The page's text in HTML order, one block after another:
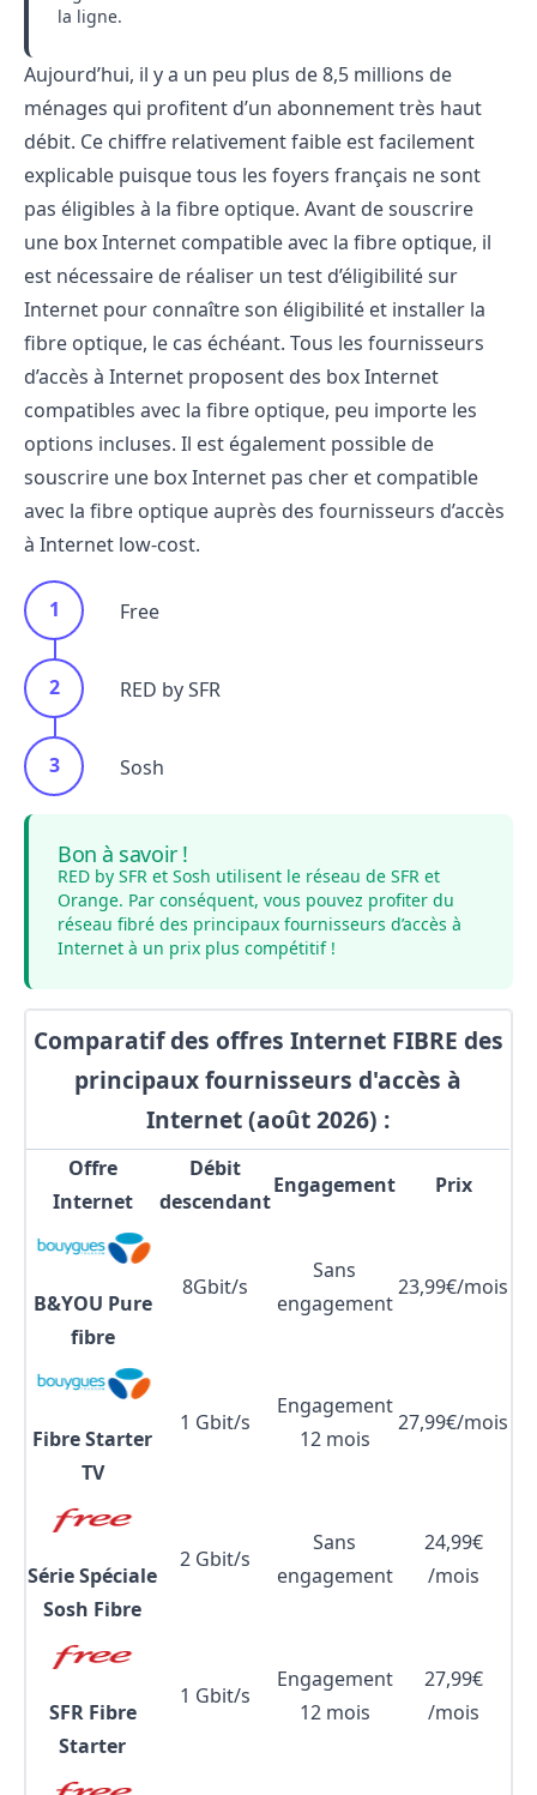
la ligne.
Aujourd’hui, il y a un peu plus de 8,5 millions de
ménages qui profitent d’un abonnement très haut
débit. Ce chiffre relativement faible est facilement
explicable puisque tous les foyers français ne sont
pas éligibles à la fibre optique. Avant de souscrire
une box Internet compatible avec la fibre optique, il
est nécessaire de réaliser un test d’éligibilité sur
Internet pour connaître son éligibilité et installer la
fibre optique, le cas échéant. Tous les fournisseurs
d’accès à Internet proposent des box Internet
compatibles avec la fibre optique, peu importe les
options incluses. Il est également possible de
souscrire une box Internet pas cher et compatible
avec la fibre optique auprès des fournisseurs d’accès
à Internet low-cost.
Free
RED by SFR
Sosh
Bon à savoir !
RED by SFR et Sosh utilisent le réseau de SFR et
Orange. Par conséquent, vous pouvez profiter du
réseau fibré des principaux fournisseurs d’accès à
Internet à un prix plus compétitif !
Comparatif des offres Internet FIBRE des
principaux fournisseurs d'accès à
Internet (août 2026) :
Offre
Internet
Débit
descendant
Engagement Prix
B&YOU Pure
fibre
8Gbit/s
Sans
engagement
23,99€/mois
Fibre Starter
TV
1 Gbit/s
Engagement
12 mois
27,99€/mois
Série Spéciale
Sosh Fibre
2 Gbit/s
Sans
engagement
24,99€
/mois
SFR Fibre
Starter
1 Gbit/s
Engagement
12 mois
27,99€
/mois